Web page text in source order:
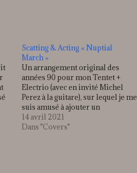
Scatting & Acting « Nuptial
March »
Un arrangement original des
années 90 pour mon Tentet +
Electrio (avec en invité Michel
Perez à la guitare), sur lequel je me
suis amusé à ajouter un
arrangement vocal à 8 voix...
L'occasion de rendre un petit
14 avril 2021
Dans "Covers"